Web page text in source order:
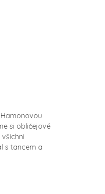
si obličejové
s tancem a